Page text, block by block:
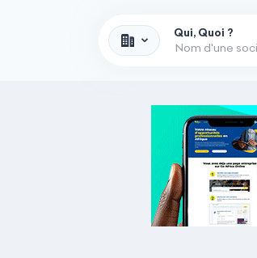
Qui, Quoi ?